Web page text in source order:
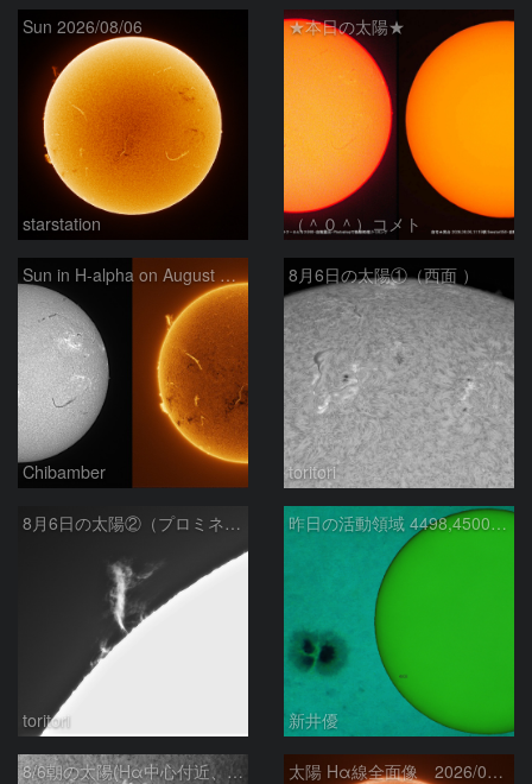
Sun 2026/08/06
starstation
★本日の太陽★
（＾０＾）コメト
Sun in H-alpha on August 6, 2026
Chibamber
8月6日の太陽①（西面 ）
toritori
8月6日の太陽②（プロミネン北東縁 ）
toritori
昨日の活動領域 4498,4500：2026/08/05
新井優
8/6朝の太陽(Hα中心付近、4498、4502付近) 太陽 Hα線全面像 2026/08/06